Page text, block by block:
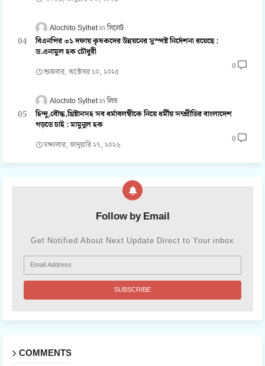
Alochito Sylhet সিলেট
বিএনপির ৩১ দফায় কৃষকদের উন্নয়নের সুস্পষ্ট নির্দেশনা রয়েছে :
ড.এনামুল হক চৌধুরী
শুক্রবার, অক্টোবর ১০, ২০২৫
0
Alochito Sylhet লিড
হিন্দু,বৌদ্ধ,খ্রিষ্টানসহ সব ধর্মাবলম্বীকে নিয়ে ধর্মীয় সম্প্রীতির বাংলাদেশ
গড়তে চাই : মামুনুল হক
মঙ্গলবার, জানুয়ারি ২৭, ২০২৬
0
Follow by Email
Get Notified About Next Update Direct to Your inbox
COMMENTS